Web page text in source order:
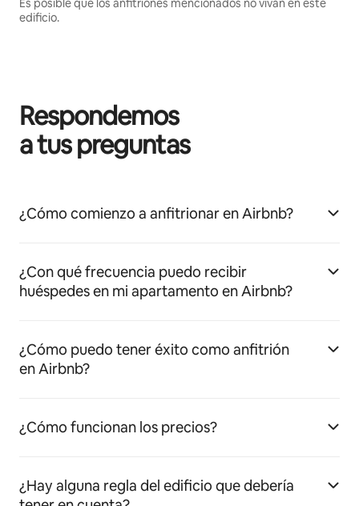
Es posible que los anfitriones mencionados no vivan en este
edificio.
Respondemos
a tus preguntas
¿Cómo comienzo a anfitrionar en Airbnb?
¿Con qué frecuencia puedo recibir
huéspedes en mi apartamento en Airbnb?
¿Cómo puedo tener éxito como anfitrión
en Airbnb?
¿Cómo funcionan los precios?
¿Hay alguna regla del edificio que debería